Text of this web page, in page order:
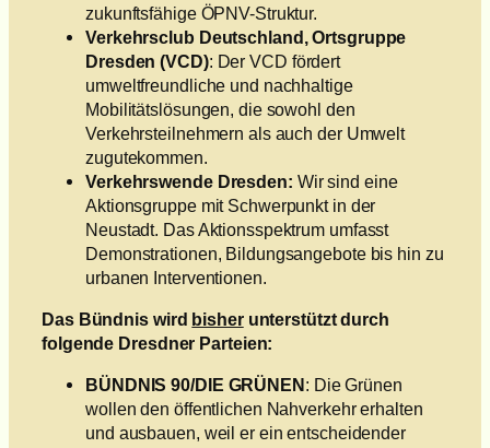
zukunftsfähige ÖPNV-Struktur.
Verkehrsclub Deutschland, Ortsgruppe
Dresden (VCD): Der VCD fördert
umweltfreundliche und nachhaltige
Mobilitätslösungen, die sowohl den
Verkehrsteilnehmern als auch der Umwelt
zugutekommen.
Verkehrswende Dresden: Wir sind eine
Aktionsgruppe mit Schwerpunkt in der
Neustadt. Das Aktionsspektrum umfasst
Demonstrationen, Bildungsangebote bis hin zu
urbanen Interventionen.
Das Bündnis wird bisherunterstützt durch
folgende Dresdner Parteien:
BÜNDNIS 90/DIE GRÜNEN: Die Grünen
wollen den öffentlichen Nahverkehr erhalten
und ausbauen, weil er ein entscheidender